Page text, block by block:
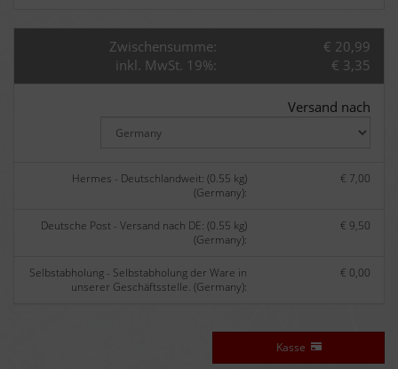
Zwischensumme:
€ 20,99
inkl. MwSt. 19%:
€ 3,35
Versand nach
Hermes - Deutschlandweit: (0.55 kg)
(Germany):
€ 7,00
Deutsche Post - Versand nach DE: (0.55 kg)
(Germany):
€ 9,50
Selbstabholung - Selbstabholung der Ware in
unserer Geschäftsstelle. (Germany):
€ 0,00
Kasse